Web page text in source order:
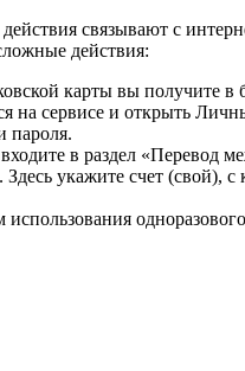
связывают с
действия:
карты вы получите в
на сервисе и открыть
пароля.
в раздел «Перевод
укажите счет (свой),